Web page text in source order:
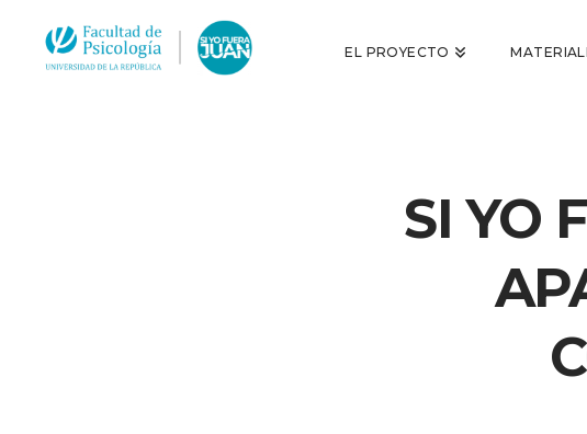
EL PROYECTO
SI YO